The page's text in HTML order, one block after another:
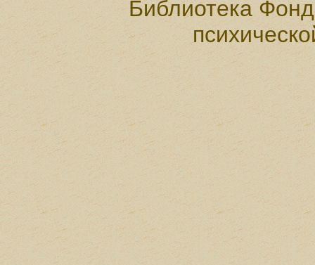
Библиотека